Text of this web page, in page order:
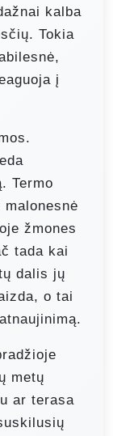
kalba
Tokia
į
Termo
žmones
tada kai
dalis jų
o tai
metų
ar terasa